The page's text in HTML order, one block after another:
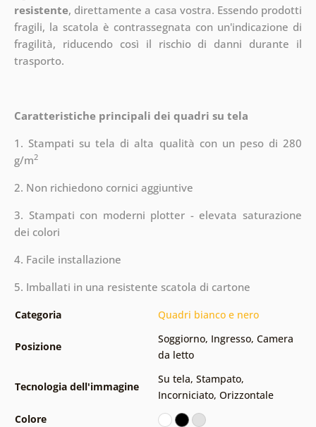
resistente, direttamente a casa vostra. Essendo prodotti
fragili, la scatola è contrassegnata con un'indicazione di
fragilità, riducendo così il rischio di danni durante il
trasporto.
Caratteristiche principali dei quadri su tela
1. Stampati su tela di alta qualità con un peso di 280
g/m2
2. Non richiedono cornici aggiuntive
3. Stampati con moderni plotter - elevata saturazione
dei colori
4. Facile installazione
5. Imballati in una resistente scatola di cartone
Categoria Quadri bianco e nero
Posizione
Soggiorno, Ingresso, Camera
da letto
Tecnologia dell'immagine
Su tela, Stampato,
Incorniciato, Orizzontale
Colore